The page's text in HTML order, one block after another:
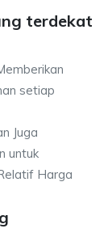
terdekat
setiap
Juga
untuk
Harga